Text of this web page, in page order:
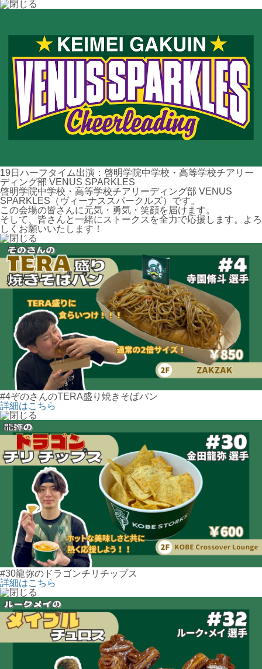
19日ハーフタイム出演：啓明学院中学校・高等学校チアリー
ディング部 VENUS SPARKLES
啓明学院中学校・高等学校チアリーディング部 VENUS
SPARKLES（ヴィーナススパークルズ）です。
この会場の皆さんに元気・勇気・笑顔を届けます。
そして、皆さんと一緒にストークスを全力で応援します。よろ
しくお願いいたします！
#4ぞのさんのTERA盛り焼きそばパン
詳細はこちら
#30龍弥のドラゴンチリチップス
詳細はこちら